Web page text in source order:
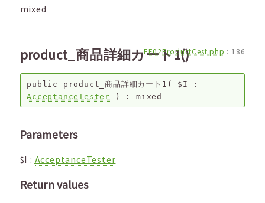
mixed
product_商品詳細カート1()
EF02ProductCest.php : 186
public product_商品詳細カート1 ( $I
:
AcceptanceTester
) :mixed
Parameters
$I : AcceptanceTester
Return values